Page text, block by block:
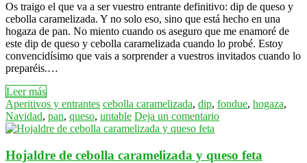
Os traigo el que va a ser vuestro entrante definitivo: dip de queso y
cebolla caramelizada. Y no solo eso, sino que está hecho en una
hogaza de pan. No miento cuando os aseguro que me enamoré de
este dip de queso y cebolla caramelizada cuando lo probé. Estoy
convencidísimo que vais a sorprender a vuestros invitados cuando lo
preparéis.…
Leer más
Aperitivos y entrantes cebolla caramelizada, dip, fondue, hogaza,
Navidad, pan, queso, untable Deja un comentario
Hojaldre de cebolla caramelizada y queso feta